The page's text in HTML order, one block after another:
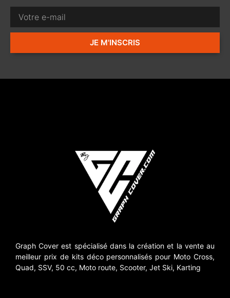
JE M'INSCRIS
Graph Cover est spécialisé dans la création et la vente au
meilleur prix de kits déco personnalisés pour Moto Cross,
Quad, SSV, 50 cc, Moto route, Scooter, Jet Ski, Karting